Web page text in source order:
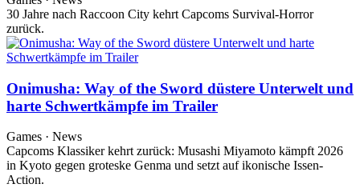
30 Jahre nach Raccoon City kehrt Capcoms Survival-Horror
zurück.
Onimusha: Way of the Sword düstere Unterwelt und
harte Schwertkämpfe im Trailer
Games · News
Capcoms Klassiker kehrt zurück: Musashi Miyamoto kämpft 2026
in Kyoto gegen groteske Genma und setzt auf ikonische Issen-
Action.